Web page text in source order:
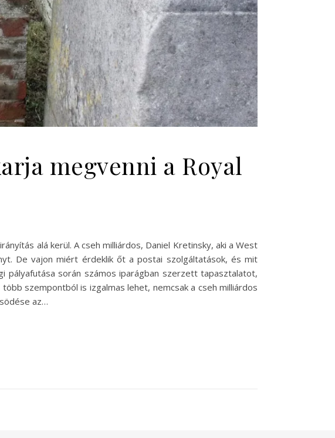
megvenni a Royal
alá kerül. A cseh milliárdos, Daniel Kretinsky, aki a West
De vajon miért érdeklik őt a postai szolgáltatások, és mit
pályafutása során számos iparágban szerzett tapasztalatot,
szempontból is izgalmas lehet, nemcsak a cseh milliárdos
az…